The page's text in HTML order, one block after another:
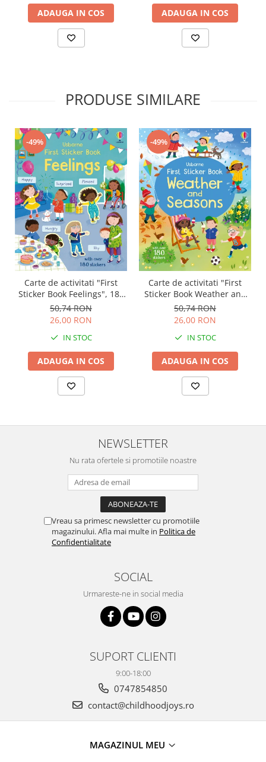
ADAUGA IN COS ADAUGA IN COS
PRODUSE SIMILARE
-49%
Carte de activitati "First
Sticker Book Feelings", 180
stickers, Usborne
50,74 RON
26,00 RON
IN STOC
ADAUGA IN COS
-49%
Carte de activitati "First
Sticker Book Weather and
Seasons", 180 stickers,
Usborne
50,74 RON
26,00 RON
IN STOC
ADAUGA IN COS
NEWSLETTER
Nu rata ofertele si promotiile noastre
Vreau sa primesc newsletter cu promotiile
magazinului. Afla mai multe in Politica de
Confidentialitate
SOCIAL
Urmareste-ne in social media
SUPORT CLIENTI
9:00-18:00
0747854850
contact@childhoodjoys.ro
MAGAZINUL MEU